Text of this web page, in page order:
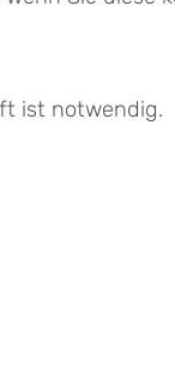
ist notwendig.